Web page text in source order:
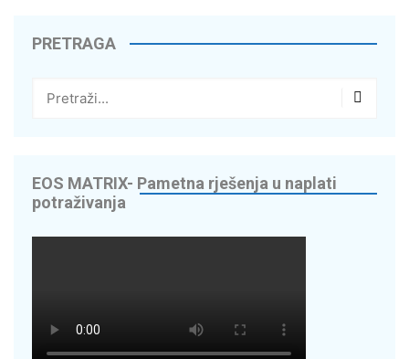
PRETRAGA
EOS MATRIX- Pametna rješenja u naplati
potraživanja